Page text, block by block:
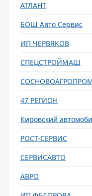
АТЛАНТ
БОШ Авто Сервис
ИП ЧЕРВЯКОВ
СПЕЦСТРОЙМАШ
47 РЕГИОН
Кировский
РОСТ-СЕРВИС
СЕРВИСАВТО
АВРО